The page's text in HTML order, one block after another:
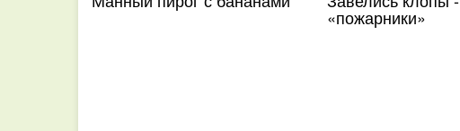
«пожарники»